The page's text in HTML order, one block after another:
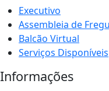
Executivo
Assembleia de
Balcão Virtual
Serviços Disponíveis
Informações